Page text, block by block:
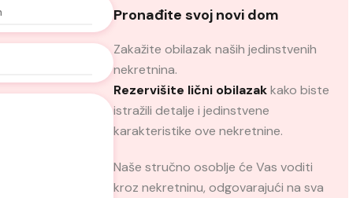
Pronađite svoj novi dom
Zakažite obilazak naših jedinstvenih
nekretnina.
Rezervišite lični obilazakkako biste
istražili detalje i jedinstvene
karakteristike ove nekretnine.
Naše stručno osoblje će Vas voditi
kroz nekretninu, odgovarajući na sva